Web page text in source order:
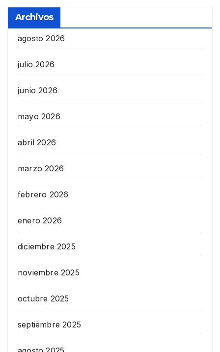
Archivos
agosto 2026
julio 2026
junio 2026
mayo 2026
abril 2026
marzo 2026
febrero 2026
enero 2026
diciembre 2025
noviembre 2025
octubre 2025
septiembre 2025